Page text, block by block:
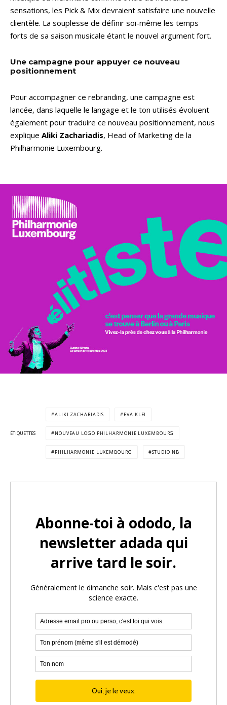
sensations, les Pick & Mix devraient satisfaire une nouvelle
clientèle. La souplesse de définir soi-même les temps
forts de sa saison musicale étant le nouvel argument fort.
Une campagne pour appuyer ce nouveau
positionnement
Pour accompagner ce rebranding, une campagne est
lancée, dans laquelle le langage et le ton utilisés évoluent
également pour traduire ce nouveau positionnement, nous
explique Aliki Zachariadis, Head of Marketing de la
Philharmonie Luxembourg.
ÉTIQUETTES
ALIKI ZACHARIADIS EVA KLEI
NOUVEAU LOGO PHILHARMONIE LUXEMBOURG
PHILHARMONIE LUXEMBOURG STUDIO NB